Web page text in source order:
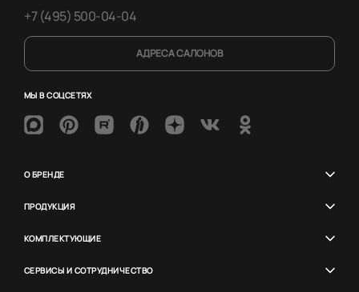
+7 (495) 500-04-04
АДРЕСА САЛОНОВ
МЫ В СОЦСЕТЯХ
О БРЕНДЕ
ПРОДУКЦИЯ
КОМПЛЕКТУЮЩИЕ
СЕРВИСЫ И СОТРУДНИЧЕСТВО